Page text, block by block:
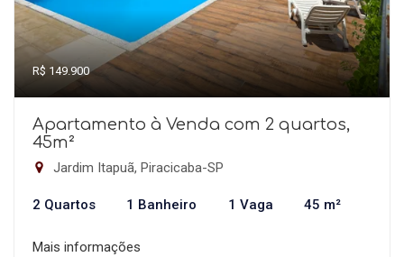
R$ 149.900
Apartamento à Venda com 2 quartos,
45m²
Jardim Itapuã, Piracicaba-SP
2 Quartos 1 Banheiro 1 Vaga 45 m²
Mais informações